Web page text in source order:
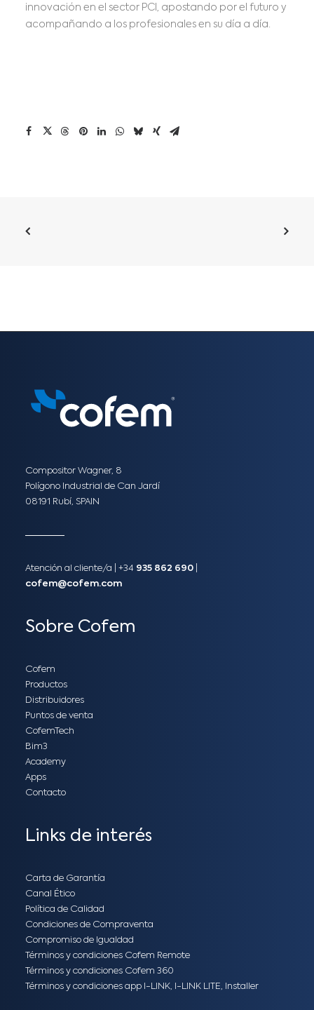
innovación en el sector PCI, apostando por el futuro y
acompañando a los profesionales en su día a día.
Compositor Wagner, 8
Polígono Industrial de Can Jardí
08191 Rubí, SPAIN
Atención al cliente/a​ | +34 935 862 690
cofem@cofem.com
Sobre Cofem
Cofem
Productos
Distribuidores
Puntos de venta
CofemTech
Bim3
Academy
Apps
Contacto
Links de interés
Carta de Garantía
Canal Ético
Política de Calidad
Condiciones de Compraventa
Compromiso de Igualdad
Términos y condiciones Cofem Remote
Términos y condiciones Cofem 360
Términos y condiciones app I-LINK, I-LINK LITE, Installer